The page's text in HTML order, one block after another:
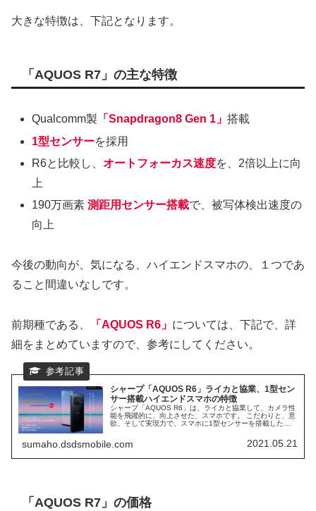
大きな特徴は、下記となります。
「AQUOS R7」の主な特徴
Qualcomm製 「Snapdragon8 Gen 1」搭載
1型センサーを採用
R6と比較し、オートフォーカス速度を、2倍以上に向
上
190万画素測距用センサー搭載で、被写体検出速度の
向上
今後の動向が、気になる、ハイエンドスマホの、１つであ
ること間違いなしです。
前期種である、 「AQUOS R6」 については、下記で、詳
細をまとめていますので、参考にしてください。
シャープ「AQUOS R6」ライカと協業、1型セン
サー搭載ハイエンドスマホの特徴
シャープ「AQUOS R6」は、ライカと協業して、カメラ性
能を飛躍的に、向上させた、スマホです。 こだわりと、意
欲、そして実現力で、スマホに1型センサーを搭載した、
な、ライカとの協業で成し遂げた、AQUOS R6 の、スペ
ックに迫ります。
sumaho.dsdsmobile.com 2021.05.21
「AQUOS R7」の価格